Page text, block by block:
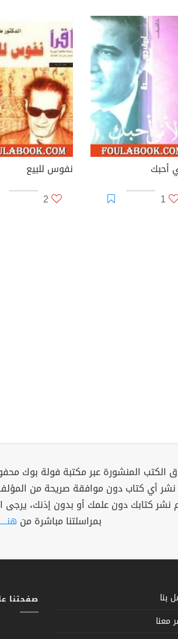
أحبك
1
نفوس للبيع
2
الكتب المنشورة عبر مكتبة فولة بوك
نشر أي كتاب دون موافقة صريحة من
نشر كتابك دون علمك أو بدون إذنك، يرجى
بمراسلتنا مباشرة من
بنا
معنا
صفحتنا